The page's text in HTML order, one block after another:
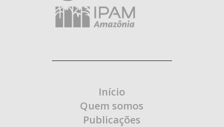
Início
Quem somos
Publicações